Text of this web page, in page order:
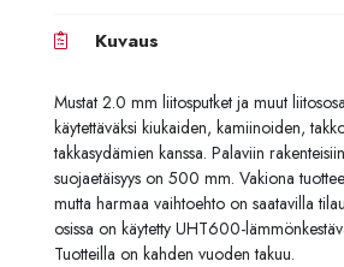
Kuvaus
Mustat 2.0 mm liitosputket ja muut
käytettäväksi kiukaiden, kamiinoiden,
takkasydämien kanssa. Palaviin
suojaetäisyys on 500 mm. Vakiona
mutta harmaa vaihtoehto on saatavilla
osissa on käytetty UHT600-
Tuotteilla on kahden vuoden takuu.